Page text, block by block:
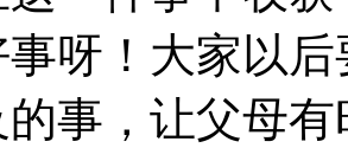
事呀！大家以
的事，让父母